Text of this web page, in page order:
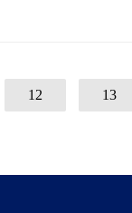
12 13